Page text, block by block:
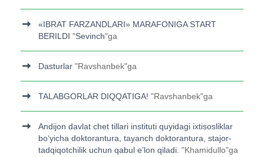
«IBRAT FARZANDLARI» MARAFONIGA START
BERILDI "Sevinch"ga
Dasturlar "Ravshanbek"ga
TALABGORLAR DIQQATIGA! "Ravshanbek"ga
Andijon davlat chet tillari instituti quyidagi ixtisosliklar
bo‘yicha doktorantura, tayanch doktorantura, stajor-
tadqiqotchilik uchun qabul e’lon qiladi. "Khamidullo"ga